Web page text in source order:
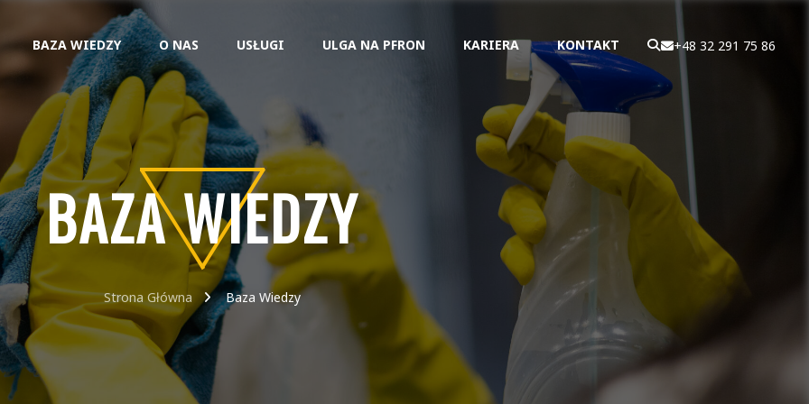
+48 32 291 75 86
BAZA WIEDZY O NAS USŁUGI ULGA NA PFRON KARIERA KONTAKT
BAZA WIEDZY
Strona Główna Baza Wiedzy